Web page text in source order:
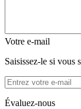
Votre e-mail
Saisissez-le si vous
Évaluez-nous